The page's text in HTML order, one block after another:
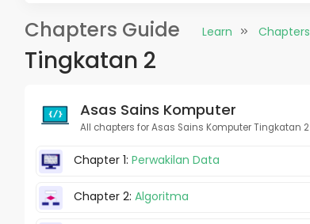
Chapters Guide Learn Chapters
Tingkatan 2
Asas Sains Komputer
All chapters for Asas Sains Komputer Tingkatan 2
Chapter 1:Perwakilan Data
Chapter 2:Algoritma